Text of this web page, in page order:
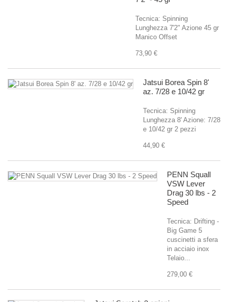
Tecnica: Spinning
Lunghezza 7'2" Azione 45 gr
Manico Offset
73,90 €
Jatsui Borea Spin 8'
az. 7/28 e 10/42 gr
Tecnica: Spinning
Lunghezza 8' Azione: 7/28
e 10/42 gr 2 pezzi
44,90 €
PENN Squall
VSW Lever
Drag 30 lbs - 2
Speed
Tecnica: Drifting -
Big Game 5
cuscinetti a sfera
in acciaio inox
Telaio...
279,00 €